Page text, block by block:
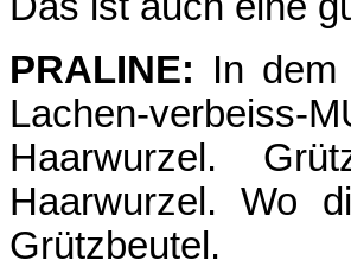
PRALINE: In
Lachen-
Haarwurzel.
Haarwurzel. Wo
Grützbeutel.